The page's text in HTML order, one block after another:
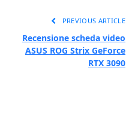
PREVIOUS ARTICLE
Recensione scheda video
ASUS ROG Strix GeForce
RTX 3090